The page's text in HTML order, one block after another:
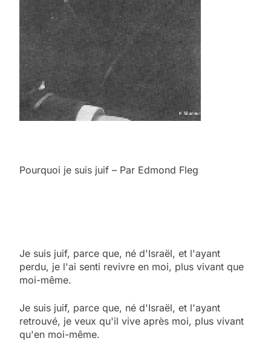
Pourquoi je suis juif – Par Edmond Fleg
Je suis juif, parce que, né d'Israël, et l'ayant
perdu, je l'ai senti revivre en moi, plus vivant que
moi-même.
Je suis juif, parce que, né d'Israël, et l'ayant
retrouvé, je veux qu'il vive après moi, plus vivant
qu'en moi-même.